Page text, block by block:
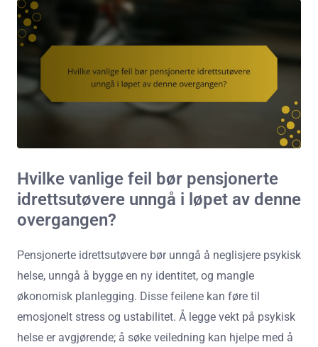
Hvilke vanlige feil bør pensjonerte
idrettsutøvere unngå i løpet av denne
overgangen?
Pensjonerte idrettsutøvere bør unngå å neglisjere psykisk
helse, unngå å bygge en ny identitet, og mangle
økonomisk planlegging. Disse feilene kan føre til
emosjonelt stress og ustabilitet. Å legge vekt på psykisk
helse er avgjørende; å søke veiledning kan hjelpe med å